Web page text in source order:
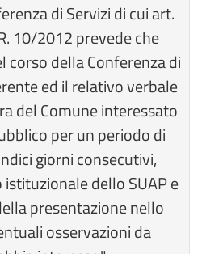
di Servizi di cui art.
10/2012 prevede che
corso della Conferenza di
ed il relativo verbale
del Comune interessato
per un periodo di
giorni consecutivi,
dello SUAP e
presentazione nello
osservazioni da